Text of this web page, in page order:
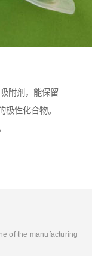
附剂，能保留
性化合物。
of the manufacturing